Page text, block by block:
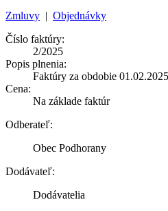
Zmluvy | Objednávky
Číslo faktúry:
2/2025
Popis plnenia:
Faktúry za obdobie
Cena:
Na základe faktúr
Odberateľ:
Obec Podhorany
Dodávateľ:
Dodávatelia